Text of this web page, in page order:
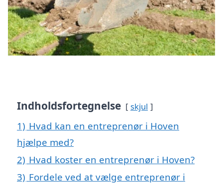
Indholdsfortegnelse skjul
1) Hvad kan en entreprenør i Hoven
hjælpe med?
2) Hvad koster en entreprenør i Hoven?
3) Fordele ved at vælge entreprenør i